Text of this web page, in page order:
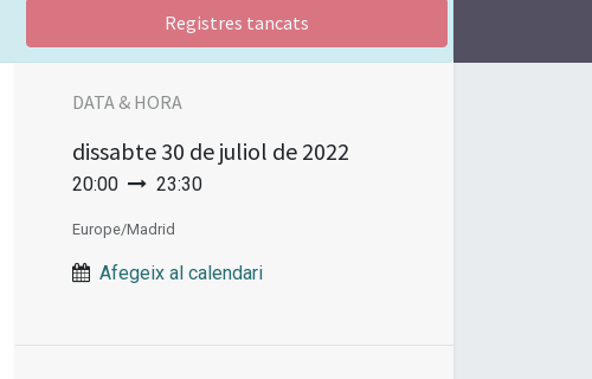
Registres tancats
DATA & HORA
dissabte 30 de juliol de 2022
20:00 23:30
Europe/Madrid
Afegeix al calendari